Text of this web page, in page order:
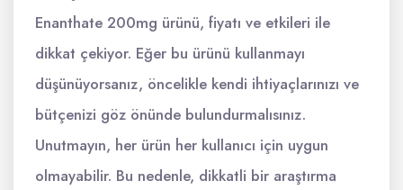
Enanthate 200mg ürünü, fiyatı ve etkileri ile
dikkat çekiyor. Eğer bu ürünü kullanmayı
düşünüyorsanız, öncelikle kendi ihtiyaçlarınızı ve
bütçenizi göz önünde bulundurmalısınız.
Unutmayın, her ürün her kullanıcı için uygun
olmayabilir. Bu nedenle, dikkatli bir araştırma